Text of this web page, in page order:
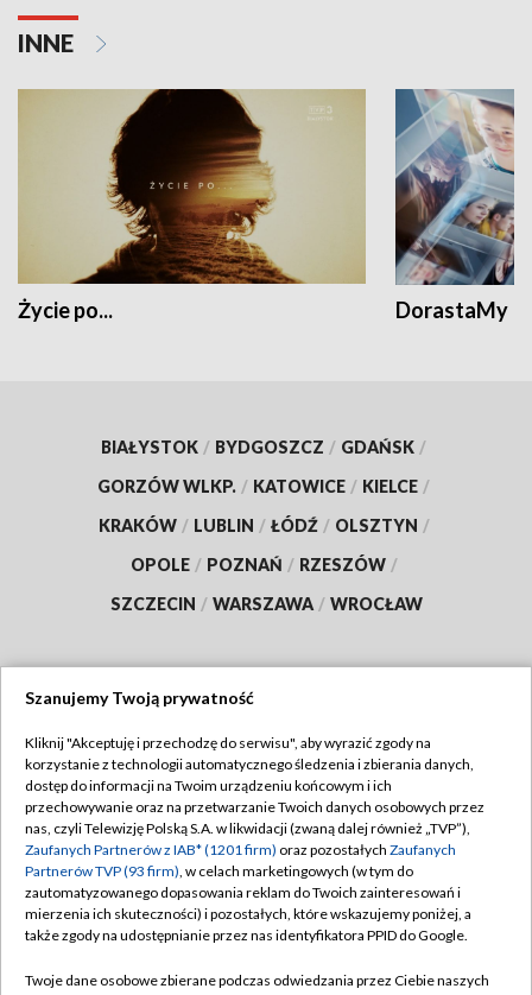
INNE
Życie po... DorastaMy
BIAŁYSTOK / BYDGOSZCZ / GDAŃSK /
GORZÓW WLKP. / KATOWICE / KIELCE /
KRAKÓW / LUBLIN / ŁÓDŹ / OLSZTYN /
OPOLE / POZNAŃ / RZESZÓW /
SZCZECIN / WARSZAWA / WROCŁAW
TVP
Abonament TVP
Emisja w TVP
Centrum informacji TVP
Naziemna Telewizja Cyfrowa
Regulamin TVP
Polityka prywatności
Moje zgody
Pomoc
Szanujemy Twoją prywatność
Kliknij "Akceptuję i przechodzę do serwisu", aby wyrazić zgody na
korzystanie z technologii automatycznego śledzenia i zbierania danych,
dostęp do informacji na Twoim urządzeniu końcowym i ich
przechowywanie oraz na przetwarzanie Twoich danych osobowych przez
nas, czyli Telewizję Polską S.A. w likwidacji (zwaną dalej również „TVP”),
Zaufanych Partnerów z IAB* (1201 firm) oraz pozostałych Zaufanych
Partnerów TVP (93 firm), w celach marketingowych (w tym do
zautomatyzowanego dopasowania reklam do Twoich zainteresowań i
mierzenia ich skuteczności) i pozostałych, które wskazujemy poniżej, a
także zgody na udostępnianie przez nas identyfikatora PPID do Google.
Twoje dane osobowe zbierane podczas odwiedzania przez Ciebie naszych